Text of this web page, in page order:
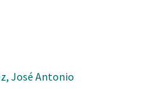
José Antonio